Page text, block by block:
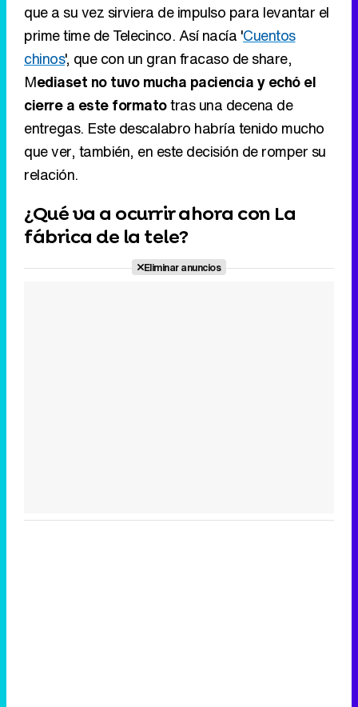
que a su vez sirviera de impulso para levantar el
prime time de Telecinco. Así nacía 'Cuentos
chinos', que con un gran fracaso de share,
Mediaset no tuvo mucha paciencia y echó el
cierre a este formatotras una decena de
entregas. Este descalabro habría tenido mucho
que ver, también, en este decisión de romper su
relación.
¿Qué va a ocurrir ahora con La
fábrica de la tele?
Eliminar anuncios